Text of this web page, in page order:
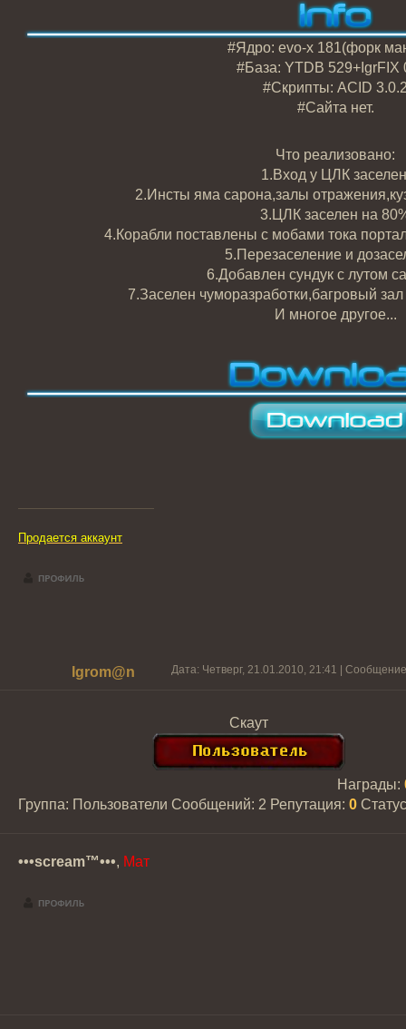
#Ядро: evo-x 181(форк
#База: YTDB 529+IgrFIX
#Скрипты: ACID
#Сайта нет.
Что реализовано:
1.Вход у ЦЛК
2.Инсты яма сарона,залы
3.ЦЛК заселен на
4.Корабли поставлены с мобами тока
5.Перезаселение и
6.Добавлен сундук с лутом
7.Заселен чуморазработки,багровый
И многое другое...
Продается аккаунт
Igrom@n Дата: Четверг, 21.01.2010, 21:41 |
Скаут
Группа: Пользователи Сообщений: 2
Награды:
Репутация: 0
•••scream™•••, Мат